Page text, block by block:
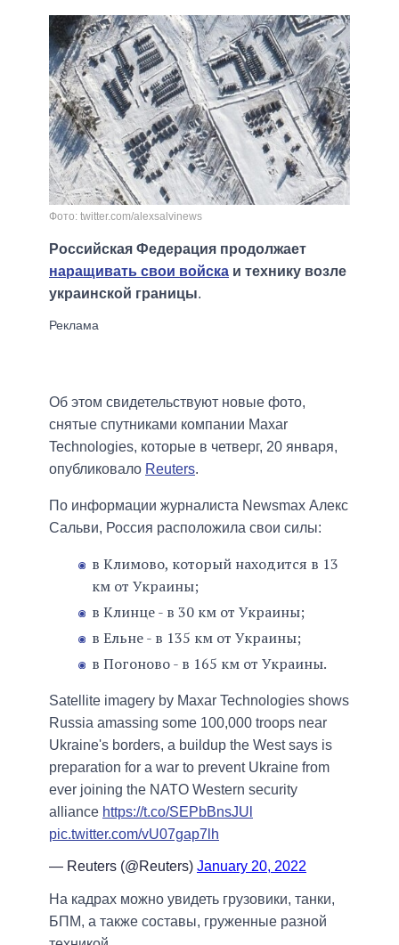
Фото: twitter.com/alexsalvinews
Российская Федерация продолжает
наращивать свои войска и технику возле
украинской границы.
Об этом свидетельствуют новые фото,
снятые спутниками компании Maxar
Technologies, которые в четверг, 20 января,
опубликовало Reuters.
По информации журналиста Newsmax Алекс
Сальви, Россия расположила свои силы:
в Климово, который находится в 13
км от Украины;
в Клинце - в 30 км от Украины;
в Ельне - в 135 км от Украины;
в Погоново - в 165 км от Украины.
Satellite imagery by Maxar Technologies shows
Russia amassing some 100,000 troops near
Ukraine's borders, a buildup the West says is
preparation for a war to prevent Ukraine from
ever joining the NATO Western security
alliance https://t.co/SEPbBnsJUl
pic.twitter.com/vU07gap7lh
— Reuters (@Reuters) January 20, 2022
На кадрах можно увидеть грузовики, танки,
БПМ, а также составы, груженные разной